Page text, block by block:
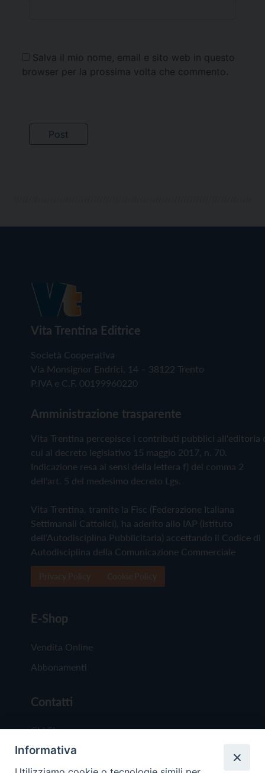
Salva il mio nome, email e sito web in questo
browser per la prossima volta che commento.
Vita Trentina Editrice
Società Cooperativa
Via Monsignor Endrici, 14 – 38122 Trento
P.IVA e C.F. 00199960220
Amministrazione trasparente
Vita Trentina percepisce i contributi pubblici all'editoria
cui al decreto legislativo 15 maggio 2017, n. 70.
Indicazione resa ai sensi della lettera f) del comma 2
dell'art. 5 del medesimo decreto Lgs.
Vita Trentina, tramite la Fisc (Federazione Italiana
Settimanali Cattolici), ha aderito allo IAP (Istituto
dell'Autodisciplina Pubblicitaria) accettando il Codice di
Autodisciplina della Comunicazione Commerciale
E-Shop
Vendita Online
Abbonamenti
Contatti
Chi Siamo
Redazione
Scrivici
Informativa